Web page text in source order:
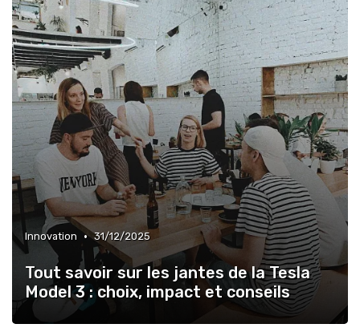
Innovation • 31/12/2025
Tout savoir sur les jantes de la Tesla
Model 3 : choix, impact et conseils